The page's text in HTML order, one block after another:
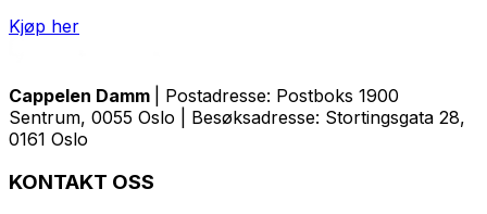
Kjøp her
Cappelen Damm
| Postadresse: Postboks 1900
Sentrum, 0055 Oslo | Besøksadresse: Stortingsgata 28,
0161 Oslo
KONTAKT OSS